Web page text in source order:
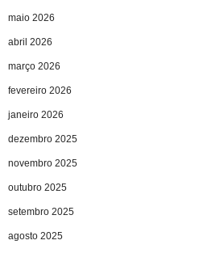
maio 2026
abril 2026
março 2026
fevereiro 2026
janeiro 2026
dezembro 2025
novembro 2025
outubro 2025
setembro 2025
agosto 2025